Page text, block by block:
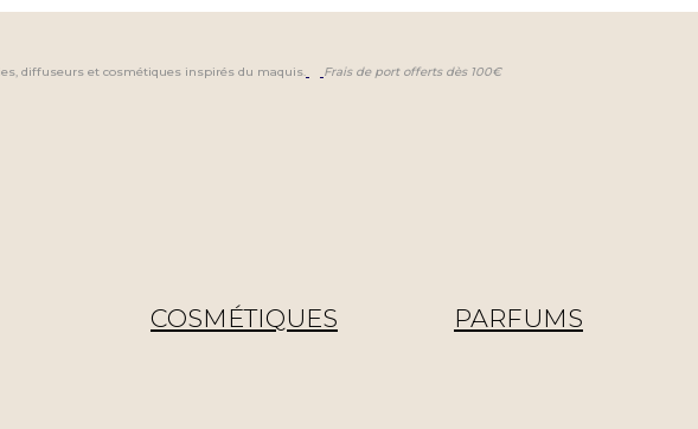
diffuseurs et cosmétiques inspirés du maquis.
Frais de port offerts dès 100€
COSMÉTIQUES PARFUMS